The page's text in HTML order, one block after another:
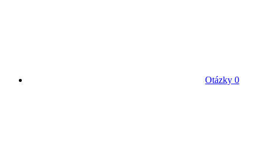
Otázky 0